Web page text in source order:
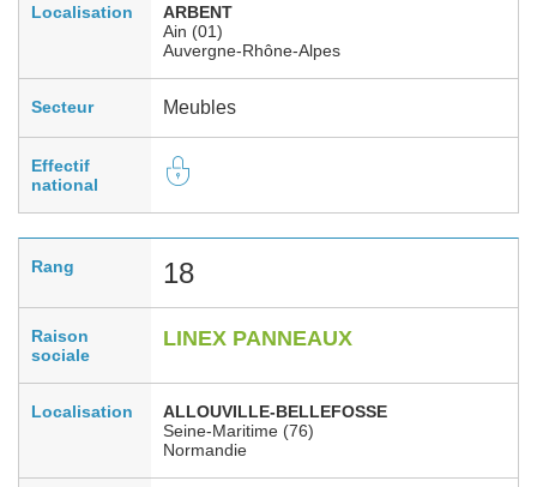
Localisation
ARBENT
Ain (01)
Auvergne-Rhône-Alpes
Secteur Meubles
Effectif
national
Rang 18
Raison
sociale
LINEX PANNEAUX
Localisation
ALLOUVILLE-BELLEFOSSE
Seine-Maritime (76)
Normandie